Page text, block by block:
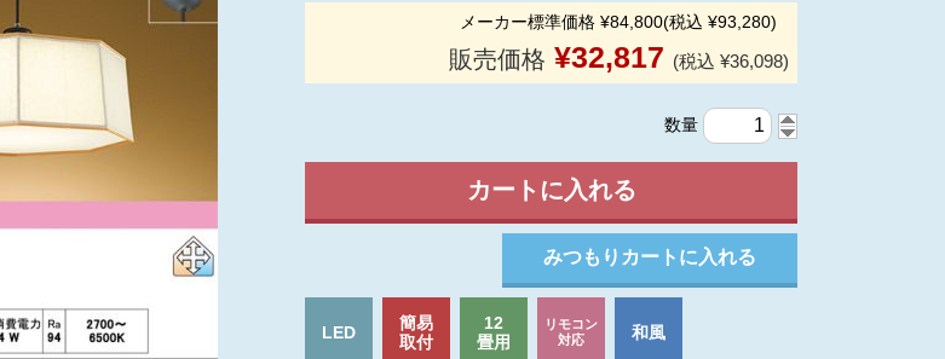
メーカー標準価格 ¥84,800(税込 ¥93,280)
販売価格 ¥32,817 (税込 ¥36,098)
数量
LED
簡易
取付
12
畳用
リモコン
対応
和風